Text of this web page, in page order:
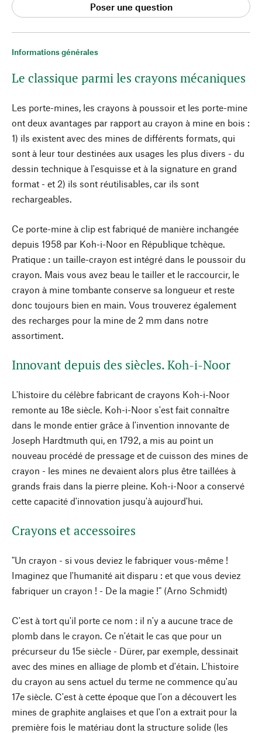
Informations générales
Le classique parmi les crayons mécaniques
Les porte-mines, les crayons à poussoir et les porte-mine
ont deux avantages par rapport au crayon à mine en bois :
1) ils existent avec des mines de différents formats, qui
sont à leur tour destinées aux usages les plus divers - du
dessin technique à l'esquisse et à la signature en grand
format - et 2) ils sont réutilisables, car ils sont
rechargeables.
Ce porte-mine à clip est fabriqué de manière inchangée
depuis 1958 par Koh-i-Noor en République tchèque.
Pratique : un taille-crayon est intégré dans le poussoir du
crayon. Mais vous avez beau le tailler et le raccourcir, le
crayon à mine tombante conserve sa longueur et reste
donc toujours bien en main. Vous trouverez également
des recharges pour la mine de 2 mm dans notre
assortiment.
Innovant depuis des siècles. Koh-i-Noor
L'histoire du célèbre fabricant de crayons Koh-i-Noor
remonte au 18e siècle. Koh-i-Noor s'est fait connaître
dans le monde entier grâce à l'invention innovante de
Joseph Hardtmuth qui, en 1792, a mis au point un
nouveau procédé de pressage et de cuisson des mines de
crayon - les mines ne devaient alors plus être taillées à
grands frais dans la pierre pleine. Koh-i-Noor a conservé
cette capacité d'innovation jusqu'à aujourd'hui.
Crayons et accessoires
"Un crayon - si vous deviez le fabriquer vous-même !
Imaginez que l'humanité ait disparu : et que vous deviez
fabriquer un crayon ! - De la magie !" (Arno Schmidt)
C'est à tort qu'il porte ce nom : il n'y a aucune trace de
plomb dans le crayon. Ce n'était le cas que pour un
précurseur du 15e siècle - Dürer, par exemple, dessinait
avec des mines en alliage de plomb et d'étain. L'histoire
du crayon au sens actuel du terme ne commence qu'au
17e siècle. C'est à cette époque que l'on a découvert les
mines de graphite anglaises et que l'on a extrait pour la
première fois le matériau dont la structure solide (les
Poser une question